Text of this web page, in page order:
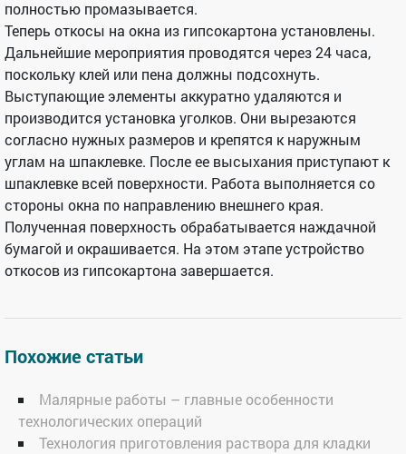
полностью промазывается.
Теперь откосы на окна из гипсокартона установлены.
Дальнейшие мероприятия проводятся через 24 часа,
поскольку клей или пена должны подсохнуть.
Выступающие элементы аккуратно удаляются и
производится установка уголков. Они вырезаются
согласно нужных размеров и крепятся к наружным
углам на шпаклевке. После ее высыхания приступают к
шпаклевке всей поверхности. Работа выполняется со
стороны окна по направлению внешнего края.
Полученная поверхность обрабатывается наждачной
бумагой и окрашивается. На этом этапе устройство
откосов из гипсокартона завершается.
Похожие статьи
Малярные работы – главные особенности
технологических операций
Технология приготовления раствора для кладки